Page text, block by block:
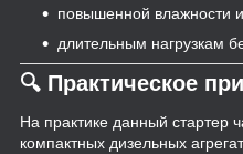
повышенной влажности
длительным нагрузкам
🔍 Практическое
На практике данный стартер
компактных дизельных